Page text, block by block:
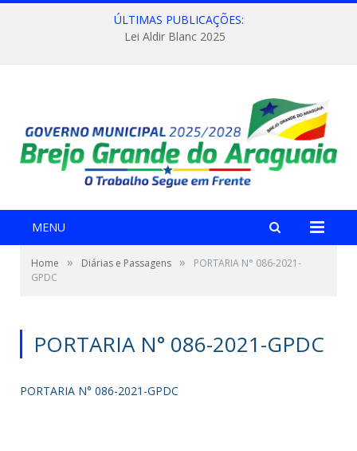
ÚLTIMAS PUBLICAÇÕES:
Lei Aldir Blanc 2025
MENU
Home » Diárias e Passagens »
PORTARIA N° 086-2021-
GPDC
PORTARIA N° 086-2021-GPDC
PORTARIA N° 086-2021-GPDC